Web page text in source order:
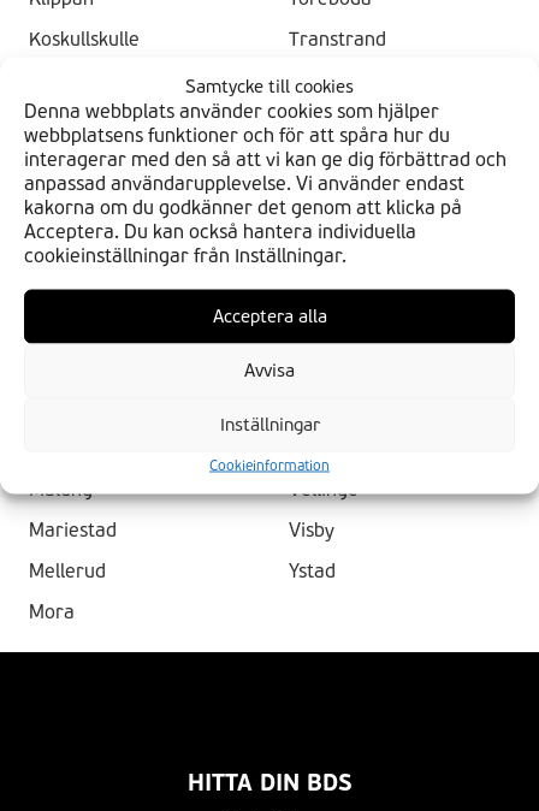
Samtycke till cookies
Denna webbplats använder cookies som hjälper
webbplatsens funktioner och för att spåra hur du
interagerar med den så att vi kan ge dig förbättrad och
anpassad användarupplevelse. Vi använder endast
kakorna om du godkänner det genom att klicka på
Acceptera. Du kan också hantera individuella
cookieinställningar från Inställningar.
Acceptera alla
Avvisa
Inställningar
Cookieinformation
Koskullskulle
Kungälv
Kungshamn
Kungsör
Kvidinge
Lammhult
Malung
Mariestad
Mellerud
Mora
Transtrand
Tumba
Uddevalla
Umeå
Uppsala
Vallentuna
Vänersborg
Västerås
Västerhaninge
Vellinge
Visby
Ystad
HITTA DIN BDS